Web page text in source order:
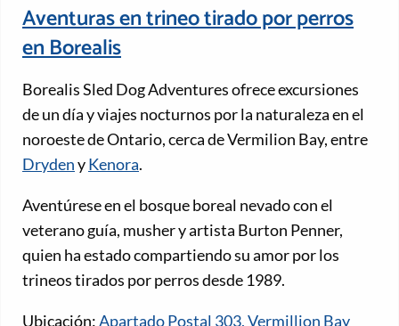
Aventuras en trineo tirado por perros
en Borealis
Borealis Sled Dog Adventures ofrece excursiones
de un día y viajes nocturnos por la naturaleza en el
noroeste de Ontario, cerca de Vermilion Bay, entre
DrydenyKenora.
Aventúrese en el bosque boreal nevado con el
veterano guía, musher y artista Burton Penner,
quien ha estado compartiendo su amor por los
trineos tirados por perros desde 1989.
Ubicación:Apartado Postal 303, Vermillion Bay